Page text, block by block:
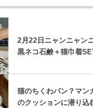
2月22日ニャンニャン
黒ネコ石鹸＋猫巾着
猫のちくわパン？マン
のクッションに潜り